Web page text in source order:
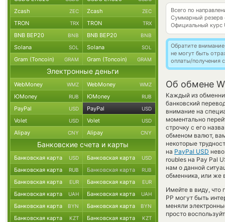
Всего по
Суммарный резерв
Официальный курс
Обратите
не могут быть
оплаты/получения
Об обмене
Каждый из
банковский
внимание на
моментально
строчку с его
обменом валют,
некоторые
на PayPal USD
roubles на Pay Pal
нам о данной
обменника, или же
Имейте в виду, что
PP могут быть
меняли
просто
Zcash ZEC Zcash ZEC
TRON TRX TRON TRX
BNB BEP20 BNB BNB BEP20 BNB
Solana SOL Solana SOL
Gram (Toncoin) GRAM Gram (Toncoin) GRAM
Электронные деньги
WebMoney WMZ WebMoney WMZ
ЮMoney RUB ЮMoney RUB
PayPal USD PayPal USD
Volet USD Volet USD
Alipay CNY Alipay CNY
Банковские счета и карты
Банковская карта USD Банковская карта USD
Банковская карта RUB Банковская карта RUB
Банковская карта EUR Банковская карта EUR
Банковская карта UAH Банковская карта UAH
Банковская карта BYN Банковская карта BYN
Банковская карта KZT Банковская карта KZT